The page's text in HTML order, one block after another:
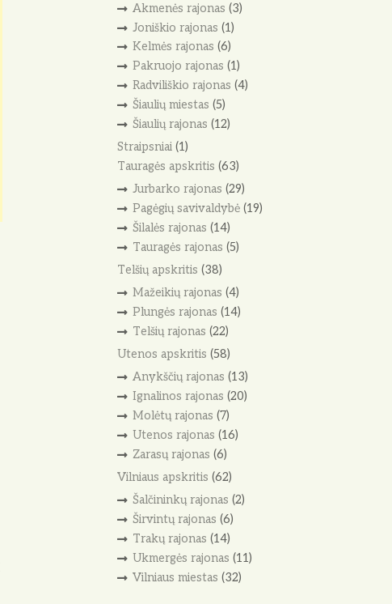
Akmenės rajonas (3)
Joniškio rajonas (1)
Kelmės rajonas (6)
Pakruojo rajonas (1)
Radviliškio rajonas (4)
Šiaulių miestas (5)
Šiaulių rajonas (12)
Straipsniai (1)
Tauragės apskritis (63)
Jurbarko rajonas (29)
Pagėgių savivaldybė(19)
Šilalės rajonas (14)
Tauragės rajonas (5)
Telšių apskritis (38)
Mažeikių rajonas (4)
Plungės rajonas (14)
Telšių rajonas (22)
Utenos apskritis (58)
Anykščių rajonas (13)
Ignalinos rajonas (20)
Molėtų rajonas (7)
Utenos rajonas (16)
Zarasų rajonas (6)
Vilniaus apskritis (62)
Šalčininkų rajonas (2)
Širvintų rajonas (6)
Trakų rajonas (14)
Ukmergės rajonas (11)
Vilniaus miestas (32)